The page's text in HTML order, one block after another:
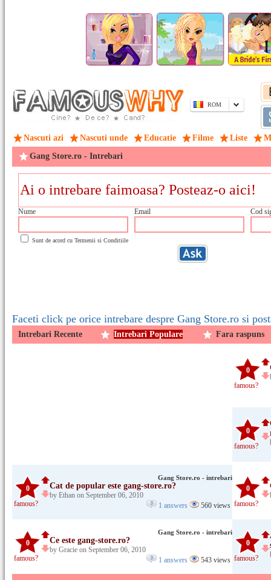
ROM
Nascuti azi Nascuti unde Educatie Filme Liste
Gang Store.ro - Intrebari
Nume Email Cod
Sunt de acord cu Termenii si Conditiile
Faceti click pe orice intrebare despre Gang Store.ro si
Intrebari Recente Intrebari Populare Fara raspuns
0
famous?
0
famous?
0
famous?
Gang Store.ro - intrebari
Cat de popular este gang-store.ro?
by Ethan on September 06, 2010
1 answers
560 views
0
famous?
0
famous?
Gang Store.ro - intrebari
Ce este gang-store.ro?
by Gracie on September 06, 2010
1 answers
543 views
0
famous?